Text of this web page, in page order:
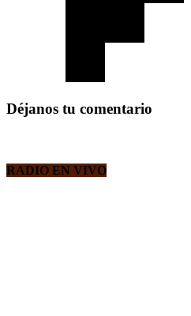
Déjanos tu comentario
RADIO EN VIVO